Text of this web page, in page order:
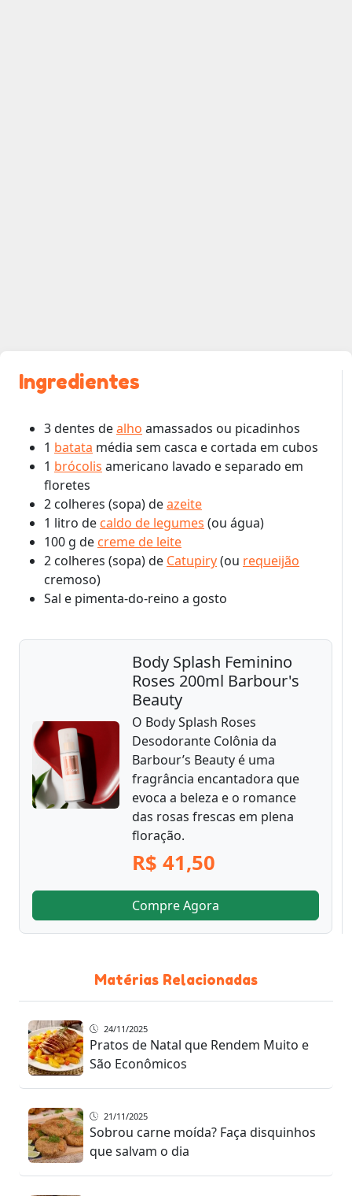
Ingredientes
3 dentes dealho amassados ou picadinhos
1 batata média sem casca e cortada em cubos
1 brócolis americano lavado e separado em
floretes
2 colheres (sopa) deazeite
1 litro de caldo de legumes (ou água)
100 g de creme de leite
2 colheres (sopa) de Catupiry(ou requeijão
cremoso)
Sal e pimenta-do-reino a gosto
Body Splash Feminino
Roses 200ml Barbour's
Beauty
O Body Splash Roses
Desodorante Colônia da
Barbour’s Beauty é uma
fragrância encantadora que
evoca a beleza e o romance
das rosas frescas em plena
floração.
R$ 41,50
Compre Agora
Matérias Relacionadas
24/11/2025
Pratos de Natal que Rendem Muito e
São Econômicos
21/11/2025
Sobrou carne moída? Faça disquinhos
que salvam o dia